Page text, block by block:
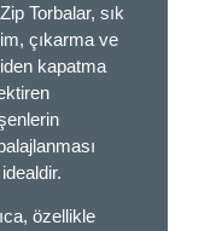
Torbalar, sık
çıkarma ve
kapatma
özellikle